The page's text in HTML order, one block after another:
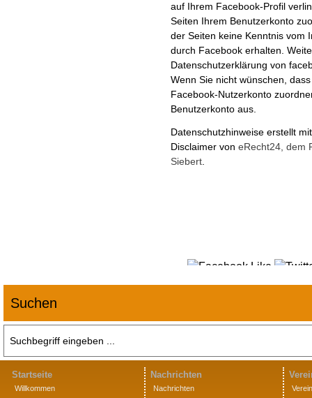
auf Ihrem Facebook-Profil
Seiten Ihrem Benutzerkonto
der Seiten keine Kenntnis vom
durch Facebook erhalten.
Datenschutzerklärung von
Wenn Sie nicht wünschen,
Facebook-Nutzerkonto
Benutzerkonto aus.
Datenschutzhinweise erstellt
Disclaimer von eRecht24, dem
Siebert
Suchen
Startseite
Willkommen
Nachrichten
Nachrichten